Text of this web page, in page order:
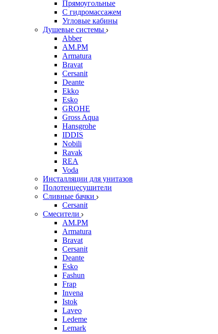
Прямоугольные
С гидромассажем
Угловые кабины
Душевые системы
Abber
AM.PM
Armatura
Bravat
Cersanit
Deante
Ekko
Esko
GROHE
Gross Aqua
Hansgrohe
IDDIS
Nobili
Ravak
REA
Voda
Инсталляции для унитазов
Полотенцесушители
Сливные бачки
Cersanit
Смесители
AM.PM
Armatura
Bravat
Cersanit
Deante
Esko
Fashun
Frap
Invena
Istok
Laveo
Ledeme
Lemark